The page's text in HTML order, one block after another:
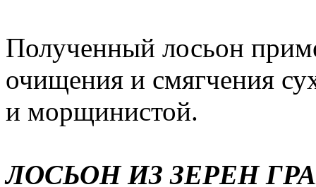
Полученный лосьон
очищения и смягчения
и морщинистой.
ЛОСЬОН ИЗ ЗЕРЕН